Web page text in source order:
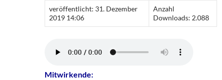
veröffentlicht: 31. Dezember
2019 14:06
Anzahl
Downloads: 2.088
Mitwirkende: